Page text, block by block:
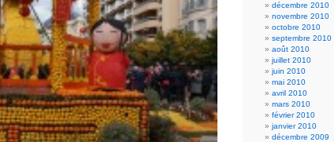
décembre 2010
novembre 2010
octobre 2010
septembre 2010
août 2010
juillet 2010
juin 2010
mai 2010
avril 2010
mars 2010
février 2010
janvier 2010
décembre 2009